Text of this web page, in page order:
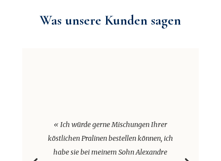
Was unsere Kunden sagen
« Ich würde gerne Mischungen Ihrer
köstlichen Pralinen bestellen können, ich
habe sie bei meinem Sohn Alexandre